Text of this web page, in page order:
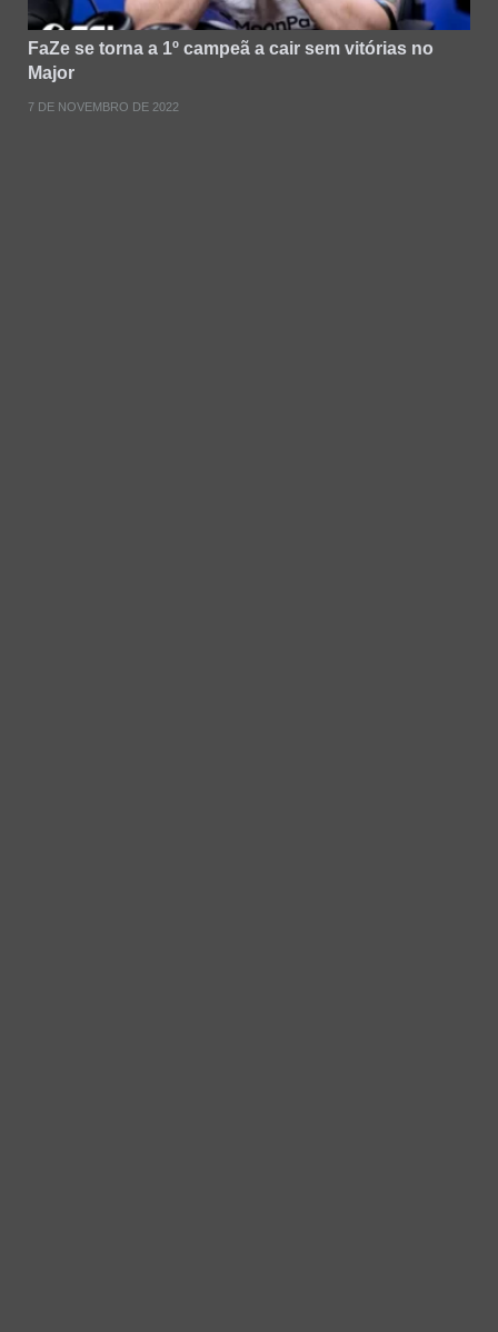
FaZe se torna a 1º campeã a cair sem vitórias no
Major
7 DE NOVEMBRO DE 2022